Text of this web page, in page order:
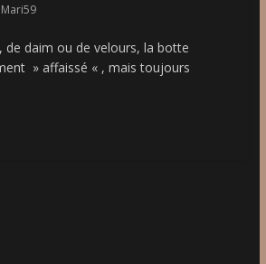
Mari59
de daim ou de velours, la botte
» affaissé « , mais toujours